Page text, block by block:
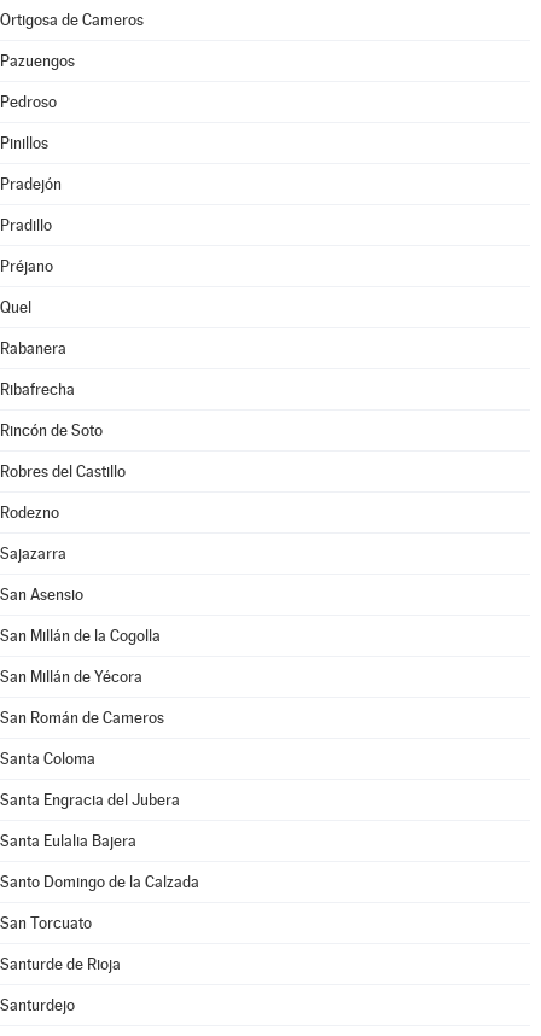
Ortigosa de Cameros
Pazuengos
Pedroso
Pinillos
Pradejón
Pradillo
Préjano
Quel
Rabanera
Ribafrecha
Rincón de Soto
Robres del Castillo
Rodezno
Sajazarra
San Asensio
San Millán de la Cogolla
San Millán de Yécora
San Román de Cameros
Santa Coloma
Santa Engracia del Jubera
Santa Eulalia Bajera
Santo Domingo de la Calzada
San Torcuato
Santurde de Rioja
Santurdejo